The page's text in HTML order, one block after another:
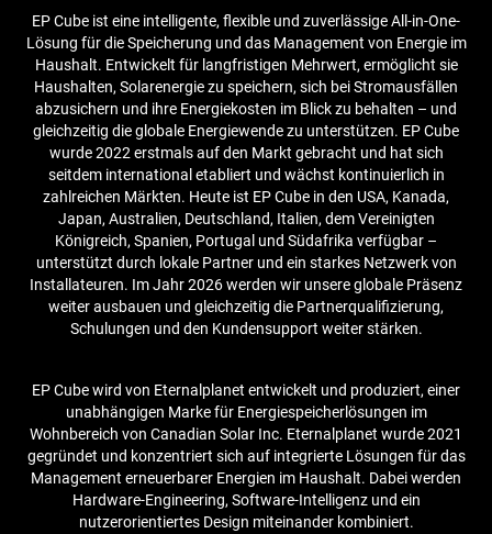
EP Cube ist eine intelligente, flexible und zuverlässige All-in-One-
Lösung für die Speicherung und das Management von Energie im
Haushalt. Entwickelt für langfristigen Mehrwert, ermöglicht sie
Haushalten, Solarenergie zu speichern, sich bei Stromausfällen
abzusichern und ihre Energiekosten im Blick zu behalten – und
gleichzeitig die globale Energiewende zu unterstützen. EP Cube
wurde 2022 erstmals auf den Markt gebracht und hat sich
seitdem international etabliert und wächst kontinuierlich in
zahlreichen Märkten. Heute ist EP Cube in den USA, Kanada,
Japan, Australien, Deutschland, Italien, dem Vereinigten
Königreich, Spanien, Portugal und Südafrika verfügbar –
unterstützt durch lokale Partner und ein starkes Netzwerk von
Installateuren. Im Jahr 2026 werden wir unsere globale Präsenz
weiter ausbauen und gleichzeitig die Partnerqualifizierung,
Schulungen und den Kundensupport weiter stärken.
EP Cube wird von Eternalplanet entwickelt und produziert, einer
unabhängigen Marke für Energiespeicherlösungen im
Wohnbereich von Canadian Solar Inc. Eternalplanet wurde 2021
gegründet und konzentriert sich auf integrierte Lösungen für das
Management erneuerbarer Energien im Haushalt. Dabei werden
Hardware-Engineering, Software-Intelligenz und ein
nutzerorientiertes Design miteinander kombiniert.